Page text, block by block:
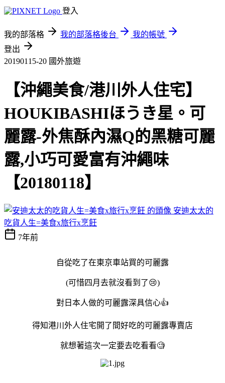
登入
我的部落格 我的部落格後台
我的帳號
登出
20190115-20 國外旅遊
【沖繩美食/港川外人住宅】
HOUKIBASHIほうき星。可
麗露-外焦酥內濕Q的黑糖可麗
露,小巧可愛富有沖繩味
【20180118】
安迪太太的
吃貨人生=美食x旅行x烹飪
7年前
自從吃了在東京車站買的可麗露
(可惜四月去就沒看到了😢)
對日本人做的可麗露深具信心👍
得知港川外人住宅開了間好吃的可麗露專賣店
就想著這次一定要去吃看看🧐